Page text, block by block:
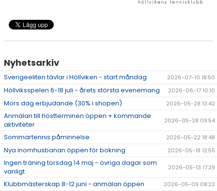
PADEL
GRUSBANORNA
SPONSORER & SAMARBETSPARTNERS
AKTUELLT/SOCIAL MEDIA
KONTAKT & OM OSS
TRYGG TENNIS
Nyhetsarkiv
Sverigeeliten tävlar i Höllviken - start måndag 2026-07-10 18:50
Höllviksspelen 6-18 juli - årets största evenemang 2026-06-17 10:10
Mors dag erbjudande (30% i shopen) 2026-05-28 13:42
Anmälan till höstterminen öppen + kommande
aktiviteter
2026-05-28 09:54
Sommartennis påminnelse 2026-05-22 18:48
Nya inomhusbanan öppen för bokning 2026-05-18 12:55
Ingen träning torsdag 14 maj - övriga dagar som
vanligt
2026-05-13 17:29
Klubbmästerskap 8-12 juni - anmälan öppen 2026-05-09 08:22